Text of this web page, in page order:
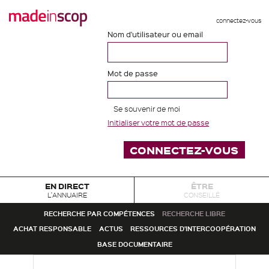
connectez-vous
Nom d'utilisateur ou email
Mot de passe
Se souvenir de moi
Initialiser votre mot de passe
EN DIRECT
L'ANNUAIRE
ÊTRE
CONSEILLÉ
RECHERCHE PAR COMPÉTENCES
RECHERCHE LIBRE
ACHAT RESPONSABLE
ACTUS
RESSOURCES D'INTERCOOPÉRATION
BASE DOCUMENTAIRE